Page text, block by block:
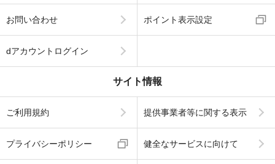
お問い合わせ ポイント表示設定
dアカウントログイン
サイト情報
ご利用規約 提供事業者等に関する表示
プライバシーポリシー 健全なサービスに向けて